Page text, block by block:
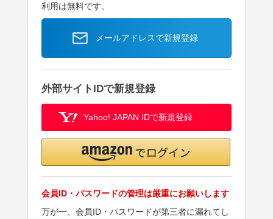
利用は無料です。
メールアドレスで新規登録
外部サイトIDで新規登録
Yahoo! JAPAN IDで新規登録
会員ID・パスワードの管理は厳重にお願いします
万が一、会員ID・パスワードが第三者に漏れてし